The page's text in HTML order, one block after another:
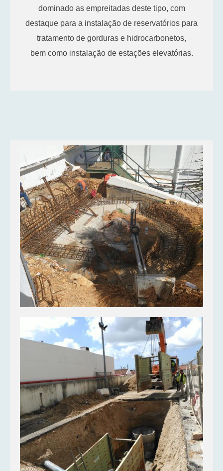
dominado as empreitadas deste tipo, com
destaque para a instalação de reservatórios para
tratamento de gorduras e hidrocarbonetos,
bem como instalação de estações elevatórias.